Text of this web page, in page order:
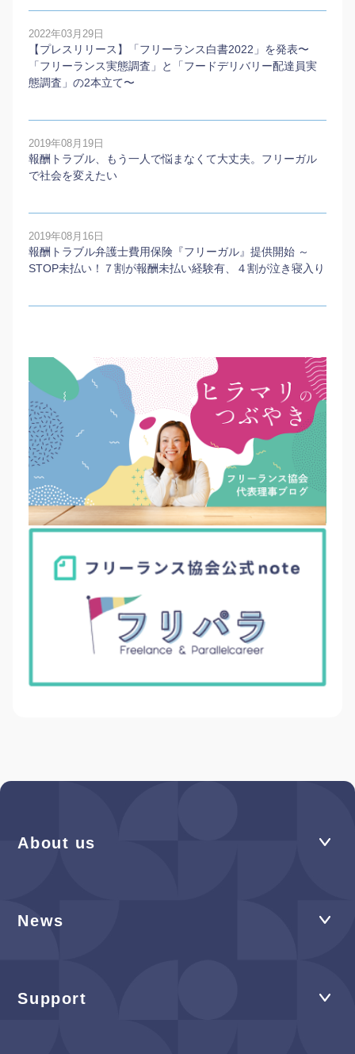
2022年03月29日
【プレスリリース】「フリーランス白書2022」を発表〜
「フリーランス実態調査」と「フードデリバリー配達員実
態調査」の2本⽴て〜
2019年08月19日
報酬トラブル、もう一人で悩まなくて大丈夫。フリーガル
で社会を変えたい
2019年08月16日
報酬トラブル弁護士費用保険『フリーガル』提供開始 ～
STOP未払い！７割が報酬未払い経験有、４割が泣き寝入り
About us
News
Support